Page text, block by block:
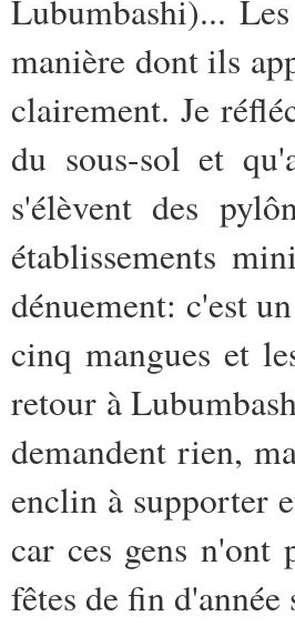
Lubumbashi)...
manière dont ils
clairement. Je
du sous-sol et
s'élèvent des
établissements
dénuement: c'est
cinq mangues et
retour à
demandent rien,
enclin à supporter
car ces gens n'ont
fêtes de fin d'année